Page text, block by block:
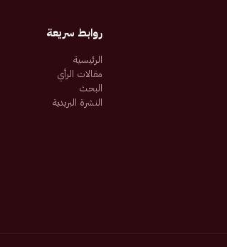
روابط سريعة
الرئيسية
مقالات الرأي
البحث
النشرة البريدية